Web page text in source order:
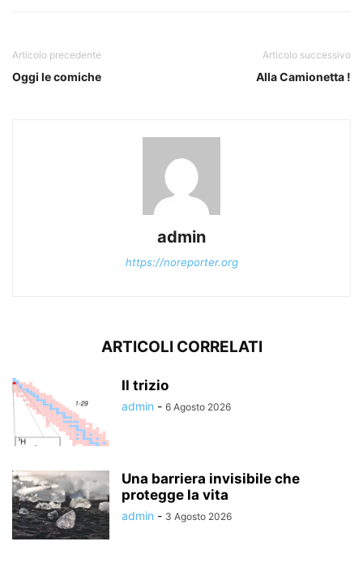
Articolo precedente
Oggi le comiche
Articolo successivo
Alla Camionetta !
admin
https://noreporter.org
ARTICOLI CORRELATI
Il trizio
admin - 6 Agosto 2026
Una barriera invisibile che
protegge la vita
admin - 3 Agosto 2026